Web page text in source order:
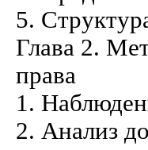
5.
Глава 2.
права
1.
2. Анализ